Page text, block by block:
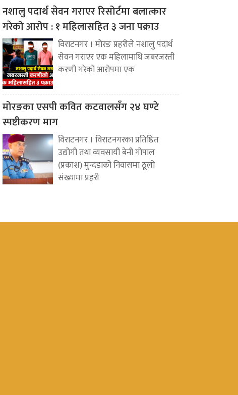
नशालु पदार्थ सेवन गराएर रिसोर्टमा बलात्कार
गरेको आरोप : १ महिलासहित ३ जना पक्राउ
विराटनगर । मोरङ प्रहरीले नशालु पदार्थ
सेवन गराएर एक महिलामाथि जबरजस्ती
करणी गरेको आरोपमा एक
मोरङका एसपी कवित कटवालसँग २४ घण्टे
स्पष्टीकरण माग
विराटनगर । विराटनगरका प्रतिष्ठित
उद्योगी तथा व्यवसायी बेनी गोपाल
(प्रकाश) मुन्दडाको निवासमा ठूलो
संख्यामा प्रहरी